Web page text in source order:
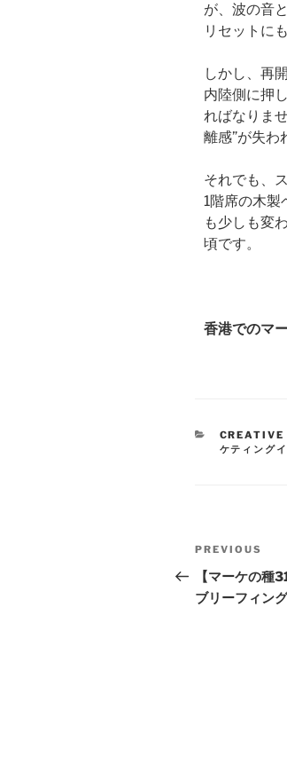
が、波の音
リセットに
しかし、再
内陸側に押
ればなりま
離感”が失わ
それでも、
1階席の木製
も少しも変
頃です。
香港でのマ
CREATIVE
ケティング
PREVIOUS
【マーケの種
ブリーフィン